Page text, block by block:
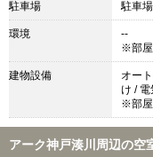
駐車場 駐車
環境
--
※部屋
建物設備
オー
け /
※部屋
アーク神戸湊川周辺の空